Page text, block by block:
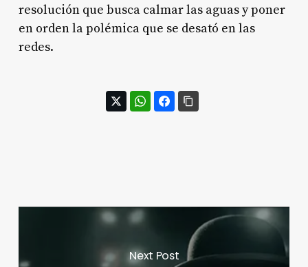
resolución que busca calmar las aguas y poner
en orden la polémica que se desató en las
redes.
Next Post